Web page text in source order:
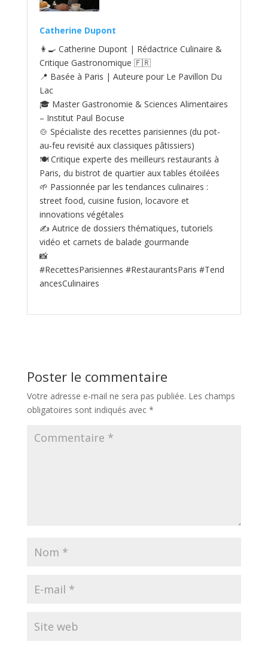
Catherine Dupont
👩‍🍳 Catherine Dupont | Rédactrice Culinaire &
Critique Gastronomique 🇫🇷
📍 Basée à Paris | Auteure pour Le Pavillon Du
Lac
🎓 Master Gastronomie & Sciences Alimentaires
– Institut Paul Bocuse
🍲 Spécialiste des recettes parisiennes (du pot-
au‑feu revisité aux classiques pâtissiers)
🍽️ Critique experte des meilleurs restaurants à
Paris, du bistrot de quartier aux tables étoilées
🌱 Passionnée par les tendances culinaires :
street food, cuisine fusion, locavore et
innovations végétales
✍️ Autrice de dossiers thématiques, tutoriels
vidéo et carnets de balade gourmande
📸
#RecettesParisiennes #RestaurantsParis #Tend
ancesCulinaires
Poster le commentaire
Votre adresse e-mail ne sera pas publiée. Les champs
obligatoires sont indiqués avec *